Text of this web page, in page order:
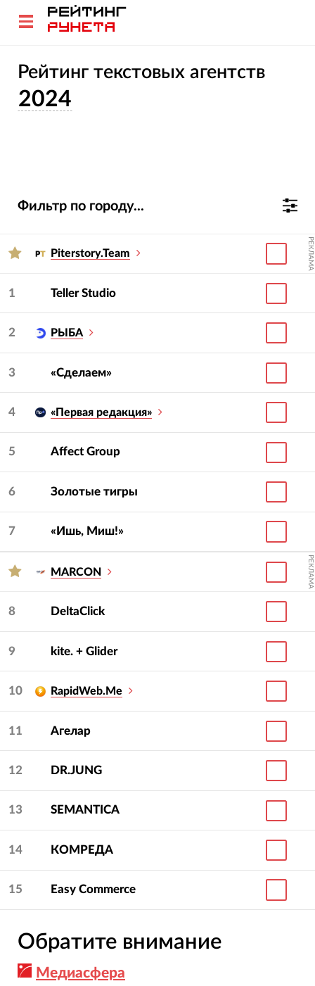
Рейтинг текстовых агентств
2024
Фильтр по городу...
Piterstory.Team РЕКЛАМА
1 Teller Studio
2 РЫБА
3 «Сделаем»
4 «Первая редакция»
5 Affect Group
6 Золотые тигры
7 «Ишь, Миш!»
MARCON РЕКЛАМА
8 DeltaClick
9 kite. + Glider
10 RapidWeb.Me
11 Агелар
12 DR.JUNG
13 SEMANTICA
14 КОМРЕДА
15 Easy Commerce
Обратите внимание
Медиасфера